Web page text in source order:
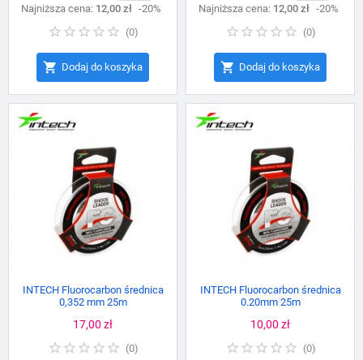
podstawowa
Najniższa cena: 12,00 zł -20%
(0)
 Dodaj do koszyka
podstawowa
Najniższa cena: 12,00 zł -20%
(0)
 Dodaj do koszyka
INTECH Fluorocarbon średnica
0,352 mm 25m
Cena
17,00 zł
(0)
INTECH Fluorocarbon średnica
0.20mm 25m
Cena
10,00 zł
(0)